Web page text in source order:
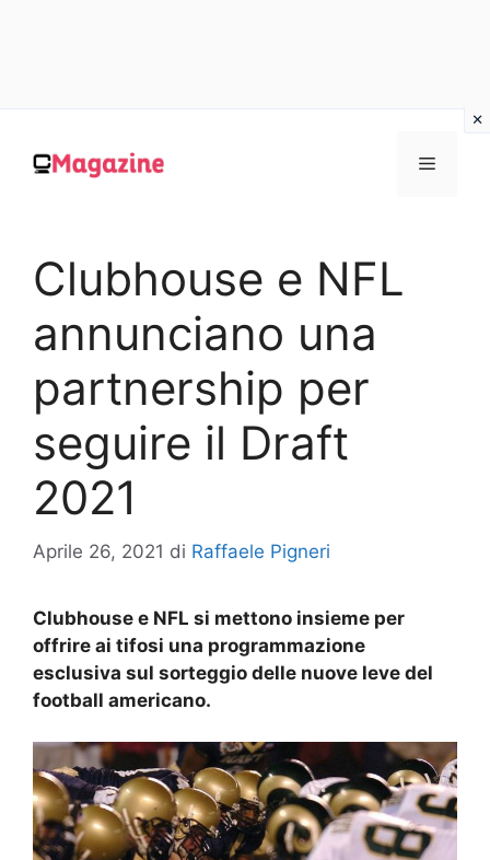
contenuto
MENU
Clubhouse e NFL
annunciano una
partnership per
seguire il Draft
2021
Aprile 26, 2021 di Raffaele Pigneri
Clubhouse e NFL si mettono insieme per
offrire ai tifosi una programmazione
esclusiva sul sorteggio delle nuove leve del
football americano.